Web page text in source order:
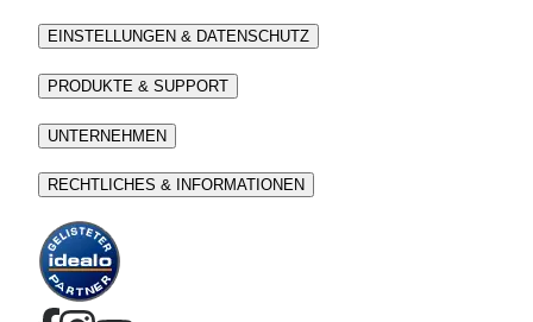
EINSTELLUNGEN & DATENSCHUTZ
PRODUKTE & SUPPORT
UNTERNEHMEN
RECHTLICHES & INFORMATIONEN